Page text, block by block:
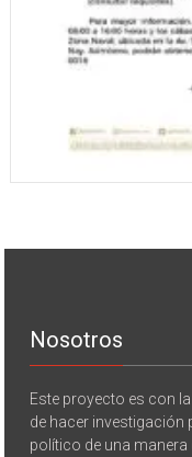
Nosotros
Este proyecto es con
de hacer
político de una